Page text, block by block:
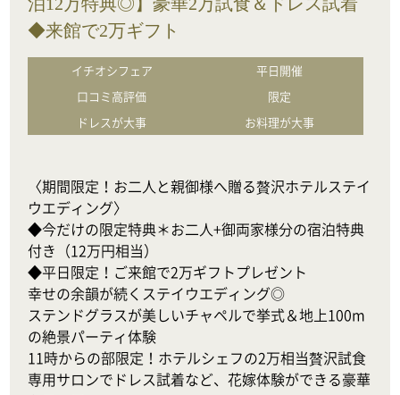
◆来館で2万ギフト
イチオシフェア
平日開催
口コミ高評価
限定
ドレスが大事
お料理が大事
〈期間限定！お二人と親御様へ贈る贅沢ホテルステイ
ウエディング〉
◆今だけの限定特典＊お二人+御両家様分の宿泊特典
付き（12万円相当）
◆平日限定！ご来館で2万ギフトプレゼント
幸せの余韻が続くステイウエディング◎
ステンドグラスが美しいチャペルで挙式＆地上100m
の絶景パーティ体験
11時からの部限定！ホテルシェフの2万相当贅沢試食
専用サロンでドレス試着など、花嫁体験ができる豪華